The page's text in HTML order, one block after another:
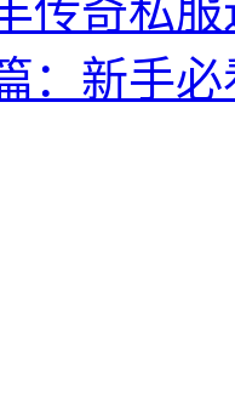
传奇私
：新手